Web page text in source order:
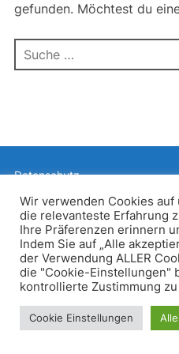
gefunden. Möchtest du
Suchen
nach:
Datenschutz
Inspiro WordPress
Wir verwenden Cookies
die relevanteste Erfahrung
Ihre Präferenzen erinnern
Indem Sie auf „Alle
der Verwendung ALLER
die "Cookie-Einstellungen"
kontrollierte Zustimmung
Cookie Einstellungen